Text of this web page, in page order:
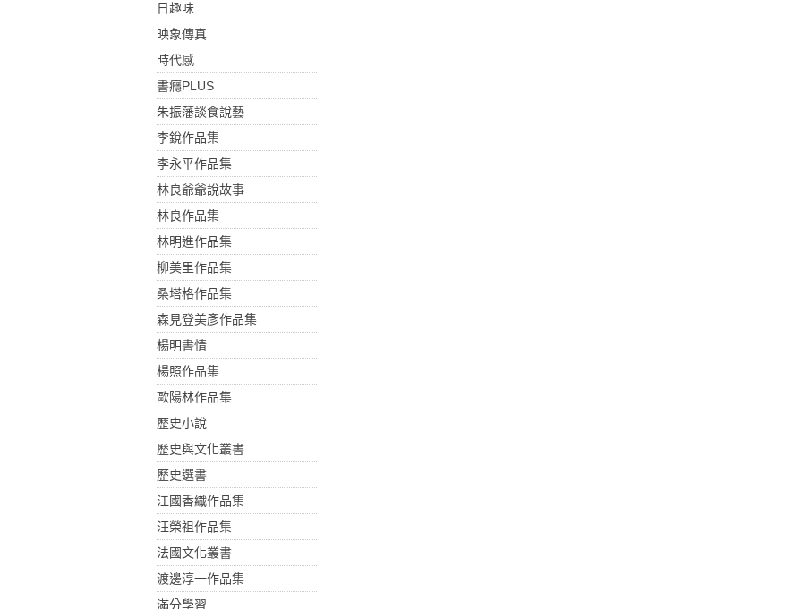
日趣味
映象傳真
時代感
書癮PLUS
朱振藩談食說藝
李銳作品集
李永平作品集
林良爺爺說故事
林良作品集
林明進作品集
柳美里作品集
桑塔格作品集
森見登美彥作品集
楊明書情
楊照作品集
歐陽林作品集
歷史小說
歷史與文化叢書
歷史選書
江國香織作品集
汪榮祖作品集
法國文化叢書
渡邊淳一作品集
滿分學習